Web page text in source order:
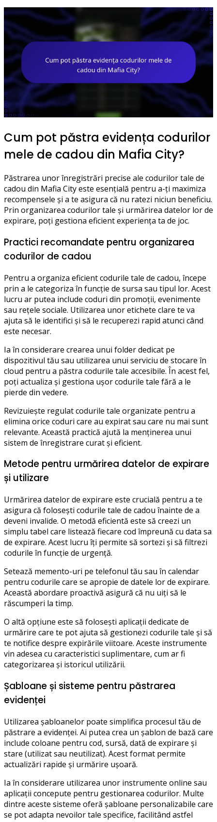
Cum pot păstra evidența codurilor
mele de cadou din Mafia City?
Păstrarea unor înregistrări precise ale codurilor tale de
cadou din Mafia City este esențială pentru a-ți maximiza
recompensele și a te asigura că nu ratezi niciun beneficiu.
Prin organizarea codurilor tale și urmărirea datelor lor de
expirare, poți gestiona eficient experiența ta de joc.
Practici recomandate pentru organizarea
codurilor de cadou
Pentru a organiza eficient codurile tale de cadou, începe
prin a le categoriza în funcție de sursa sau tipul lor. Acest
lucru ar putea include coduri din promoții, evenimente
sau rețele sociale. Utilizarea unor etichete clare te va
ajuta să le identifici și să le recuperezi rapid atunci când
este necesar.
Ia în considerare crearea unui folder dedicat pe
dispozitivul tău sau utilizarea unui serviciu de stocare în
cloud pentru a păstra codurile tale accesibile. În acest fel,
poți actualiza și gestiona ușor codurile tale fără a le
pierde din vedere.
Revizuiește regulat codurile tale organizate pentru a
elimina orice coduri care au expirat sau care nu mai sunt
relevante. Această practică ajută la menținerea unui
sistem de înregistrare curat și eficient.
Metode pentru urmărirea datelor de expirare
și utilizare
Urmărirea datelor de expirare este crucială pentru a te
asigura că folosești codurile tale de cadou înainte de a
deveni invalide. O metodă eficientă este să creezi un
simplu tabel care listează fiecare cod împreună cu data sa
de expirare. Acest lucru îți permite să sortezi și să filtrezi
codurile în funcție de urgență.
Setează memento-uri pe telefonul tău sau în calendar
pentru codurile care se apropie de datele lor de expirare.
Această abordare proactivă asigură că nu uiți să le
răscumperi la timp.
O altă opțiune este să folosești aplicații dedicate de
urmărire care te pot ajuta să gestionezi codurile tale și să
te notifice despre expirările viitoare. Aceste instrumente
vin adesea cu caracteristici suplimentare, cum ar fi
categorizarea și istoricul utilizării.
Șabloane și sisteme pentru păstrarea
evidenței
Utilizarea șabloanelor poate simplifica procesul tău de
păstrare a evidenței. Ai putea crea un șablon de bază care
include coloane pentru cod, sursă, dată de expirare și
stare (utilizat sau neutilizat). Acest format permite
actualizări rapide și urmărire ușoară.
Ia în considerare utilizarea unor instrumente online sau
aplicații concepute pentru gestionarea codurilor. Multe
dintre aceste sisteme oferă șabloane personalizabile care
se pot adapta nevoilor tale specifice, facilitând astfel